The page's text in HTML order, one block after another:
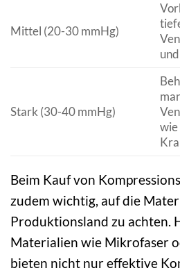
Mittel (20-30 mmHg)
Stark (30-40 mmHg)
wie
Beim Kauf von
zudem wichtig, auf die
Produktionsland zu achten.
Materialien wie Mikrofaser
bieten nicht nur effektive